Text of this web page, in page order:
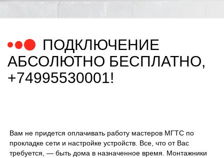
ПОДКЛЮЧЕНИЕ
АБСОЛЮТНО БЕСПЛАТНО,
+74995530001!
Вам не придется оплачивать работу мастеров МГТС по
прокладке сети и настройке устройств. Все, что от Вас
требуется, — быть дома в назначенное время. Монтажники